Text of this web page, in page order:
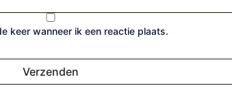
keer wanneer ik een reactie plaats.